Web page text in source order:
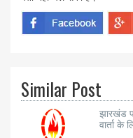
Similar Post
झारखंड
वार्ता के